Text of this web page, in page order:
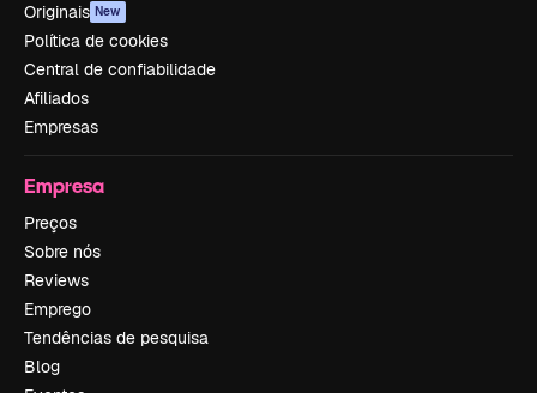
Originais New
Política de cookies
Central de confiabilidade
Afiliados
Empresas
Empresa
Preços
Sobre nós
Reviews
Emprego
Tendências de pesquisa
Blog